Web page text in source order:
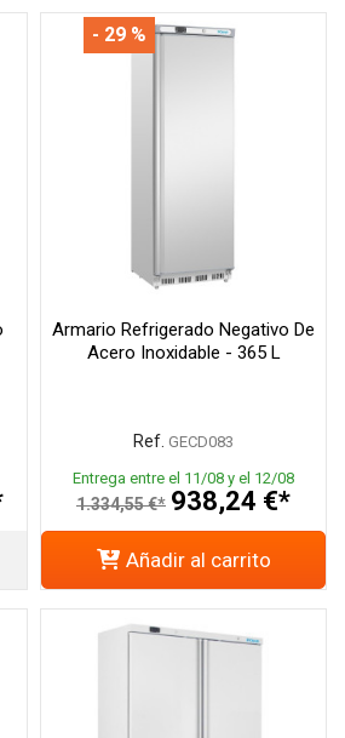
Armario Refrigerado Negativo De
Acero Inoxidable - 365 L
Ref. GECD083
Entrega entre el 11/08 y el 12/08
1.334,55 €* 938,24 €*
- 29 %
Añadir al carrito